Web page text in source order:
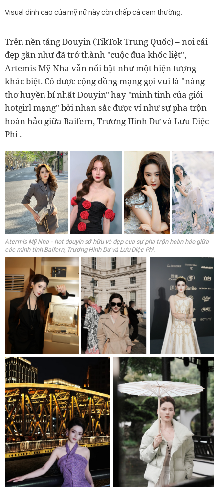
Visual đỉnh cao của mỹ nữ này còn chấp cả cam thường.
Trên nền tảng Douyin (TikTok Trung Quốc) – nơi cái
đẹp gần như đã trở thành "cuộc đua khốc liệt",
Artemis Mỹ Nha vẫn nổi bật như một hiện tượng
khác biệt. Cô được cộng đồng mạng gọi vui là "nàng
thơ huyền bí nhất Douyin" hay "minh tinh của giới
hotgirl mạng" bởi nhan sắc được ví như sự pha trộn
hoàn hảo giữa Baifern, Trương Hinh Dư và Lưu Diệc
Phi.
Atermis Mỹ Nha - hot douyin sở hữu vẻ đẹp của sự pha trộn hoàn hảo giữa
các minh tinh Baifern, Trương Hinh Dư và Lưu Diệc Phi.